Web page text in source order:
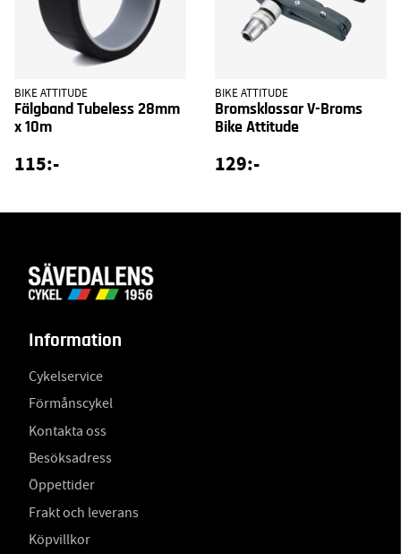
BIKE ATTITUDE
Fälgband Tubeless 28mm
x 10m
115:-
BIKE ATTITUDE
Bromsklossar V-Broms
Bike Attitude
129:-
Information
Cykelservice
Förmånscykel
Kontakta oss
Besöksadress
Öppettider
Frakt och leverans
Köpvillkor